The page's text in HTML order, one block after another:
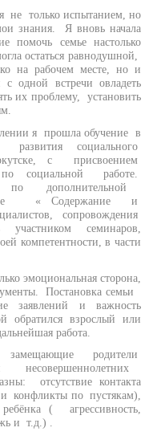
не только испытанием, но
знания. Я вновь начала
семье настолько
остаться равнодушной,
на рабочем месте, но и
одной встречи овладеть
их проблему, установить
я прошла обучение в
развития социального
с присвоением
социальной работе.
дополнительной
« Содержание и
сопровождения
семинаров,
компетентности, в части
эмоциональная сторона,
Постановка семьи
заявлений и важность
обратился взрослый или
работа.
родители
несовершеннолетних
отсутствие контакта
конфликты по пустякам),
( агрессивность,
и т.д.) .